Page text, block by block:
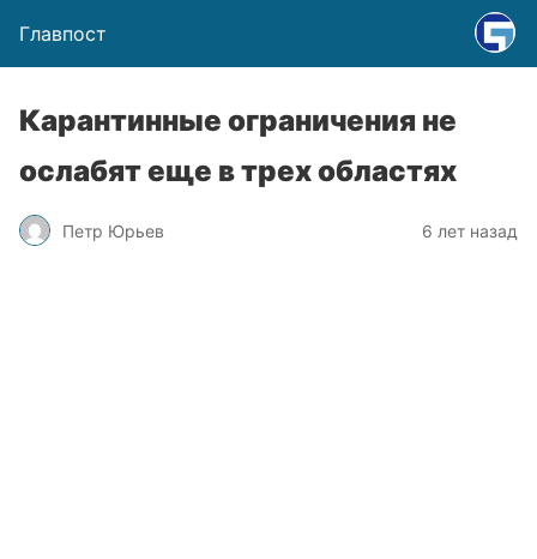
Главпост
Карантинные ограничения не
ослабят еще в трех областях
Петр Юрьев 6 лет назад